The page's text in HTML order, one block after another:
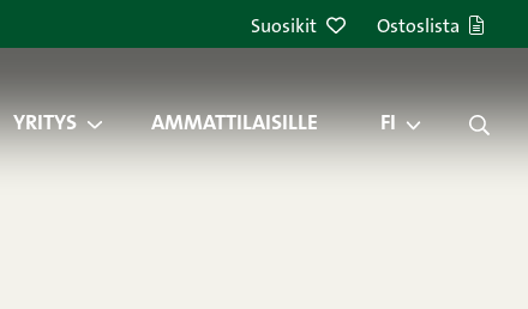
Suosikit Ostoslista
YRITYS AMMATTILAISILLE FI